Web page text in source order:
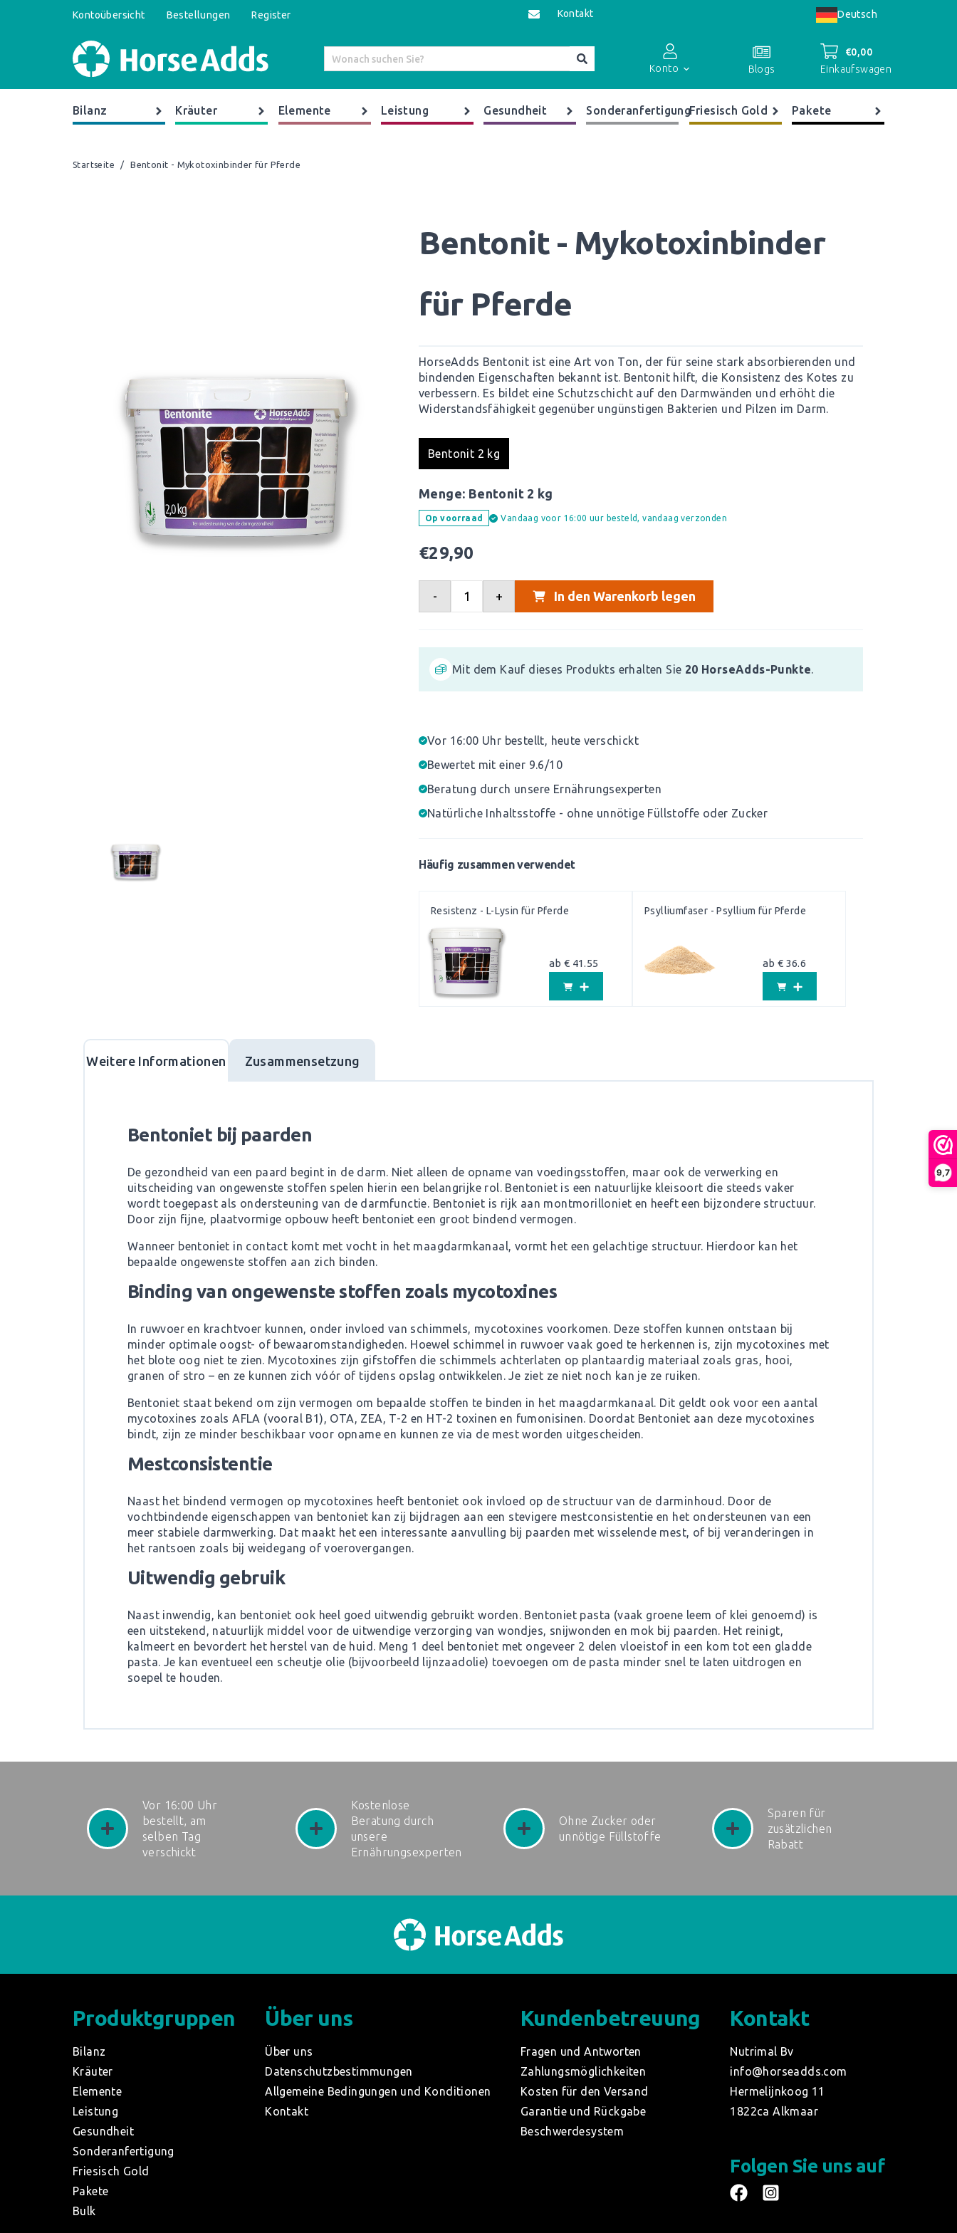
9,7
Kontoübersicht Bestellungen Register Kontakt Deutsch
Konto Blogs
€0,00
Einkaufswagen
Bilanz Kräuter Elemente Leistung Gesundheit SonderanfertigungFriesisch Gold Pakete
Startseite / Bentonit - Mykotoxinbinder für Pferde
Bentonit - Mykotoxinbinder
für Pferde
HorseAdds Bentonit ist eine Art von Ton, der für seine stark absorbierenden und
bindenden Eigenschaften bekannt ist. Bentonit hilft, die Konsistenz des Kotes zu
verbessern. Es bildet eine Schutzschicht auf den Darmwänden und erhöht die
Widerstandsfähigkeit gegenüber ungünstigen Bakterien und Pilzen im Darm.
Bentonit 2 kg
Menge: Bentonit 2 kg
Op voorraad Vandaag voor 16:00 uur besteld, vandaag verzonden
€29,90
- + In den Warenkorb legen
Mit dem Kauf dieses Produkts erhalten Sie 20 HorseAdds-Punkte.
Vor 16:00 Uhr bestellt, heute verschickt
Bewertet mit einer 9.6/10
Beratung durch unsere Ernährungsexperten
Natürliche Inhaltsstoffe - ohne unnötige Füllstoffe oder Zucker
Häufig zusammen verwendet
Resistenz - L-Lysin für Pferde
ab € 41.55
Psylliumfaser - Psyllium für Pferde
ab € 36.6
Weitere Informationen Zusammensetzung
Bentoniet bij paarden
De gezondheid van een paard begint in de darm. Niet alleen de opname van voedingsstoffen, maar ook de verwerking en
uitscheiding van ongewenste stoffen spelen hierin een belangrijke rol. Bentoniet is een natuurlijke kleisoort die steeds vaker
wordt toegepast als ondersteuning van de darmfunctie. Bentoniet is rijk aan montmorilloniet en heeft een bijzondere structuur.
Door zijn fijne, plaatvormige opbouw heeft bentoniet een groot bindend vermogen.
Wanneer bentoniet in contact komt met vocht in het maagdarmkanaal, vormt het een gelachtige structuur. Hierdoor kan het
bepaalde ongewenste stoffen aan zich binden.
Binding van ongewenste stoffen zoals mycotoxines
In ruwvoer en krachtvoer kunnen, onder invloed van schimmels, mycotoxines voorkomen. Deze stoffen kunnen ontstaan bij
minder optimale oogst- of bewaaromstandigheden. Hoewel schimmel in ruwvoer vaak goed te herkennen is, zijn mycotoxines met
het blote oog niet te zien. Mycotoxines zijn gifstoffen die schimmels achterlaten op plantaardig materiaal zoals gras, hooi,
granen of stro – en ze kunnen zich vóór of tijdens opslag ontwikkelen. Je ziet ze niet noch kan je ze ruiken.
Bentoniet staat bekend om zijn vermogen om bepaalde stoffen te binden in het maagdarmkanaal. Dit geldt ook voor een aantal
mycotoxines zoals AFLA (vooral B1), OTA, ZEA, T-2 en HT-2 toxinen en fumonisinen. Doordat Bentoniet aan deze mycotoxines
bindt, zijn ze minder beschikbaar voor opname en kunnen ze via de mest worden uitgescheiden.
Mestconsistentie
Naast het bindend vermogen op mycotoxines heeft bentoniet ook invloed op de structuur van de darminhoud. Door de
vochtbindende eigenschappen van bentoniet kan zij bijdragen aan een stevigere mestconsistentie en het ondersteunen van een
meer stabiele darmwerking. Dat maakt het een interessante aanvulling bij paarden met wisselende mest, of bij veranderingen in
het rantsoen zoals bij weidegang of voerovergangen.
Uitwendig gebruik
Naast inwendig, kan bentoniet ook heel goed uitwendig gebruikt worden. Bentoniet pasta (vaak groene leem of klei genoemd) is
een uitstekend, natuurlijk middel voor de uitwendige verzorging van wondjes, snijwonden en mok bij paarden. Het reinigt,
kalmeert en bevordert het herstel van de huid. Meng 1 deel bentoniet met ongeveer 2 delen vloeistof in een kom tot een gladde
pasta. Je kan eventueel een scheutje olie (bijvoorbeeld lijnzaadolie) toevoegen om de pasta minder snel te laten uitdrogen en
soepel te houden.
Vor 16:00 Uhr
bestellt, am
selben Tag
verschickt
Kostenlose
Beratung durch
unsere
Ernährungsexperten
Ohne Zucker oder
unnötige Füllstoffe
Sparen für
zusätzlichen
Rabatt
Produktgruppen
Bilanz
Kräuter
Elemente
Leistung
Gesundheit
Sonderanfertigung
Friesisch Gold
Pakete
Bulk
Über uns
Über uns
Datenschutzbestimmungen
Allgemeine Bedingungen und Konditionen
Kontakt
Kundenbetreuung
Fragen und Antworten
Zahlungsmöglichkeiten
Kosten für den Versand
Garantie und Rückgabe
Beschwerdesystem
Kontakt
Nutrimal Bv
info@horseadds.com
Hermelijnkoog 11
1822ca Alkmaar
Folgen Sie uns auf